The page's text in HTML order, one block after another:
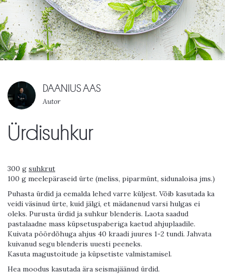
DAANIUS AAS
Autor
Ürdisuhkur
300 g suhkrut
100 g meelepäraseid ürte (meliss, piparmünt, sidunaloisa jms.)
Puhasta ürdid ja eemalda lehed varre küljest. Võib kasutada ka
veidi väsinud ürte, kuid jälgi, et mädanenud varsi hulgas ei
oleks. Purusta ürdid ja suhkur blenderis. Laota saadud
pastalaadne mass küpsetuspaberiga kaetud ahjuplaadile.
Kuivata pöördõhuga ahjus 40 kraadi juures 1-2 tundi. Jahvata
kuivanud segu blenderis uuesti peeneks.
Kasuta magustoitude ja küpsetiste valmistamisel.
Hea moodus kasutada ära seismajäänud ürdid.